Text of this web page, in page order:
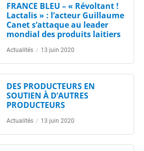
FRANCE BLEU – « Révoltant !
Lactalis » : l’acteur Guillaume
Canet s’attaque au leader
mondial des produits laitiers
Actualités / 13 juin 2020
DES PRODUCTEURS EN
SOUTIEN À D’AUTRES
PRODUCTEURS
Actualités / 13 juin 2020